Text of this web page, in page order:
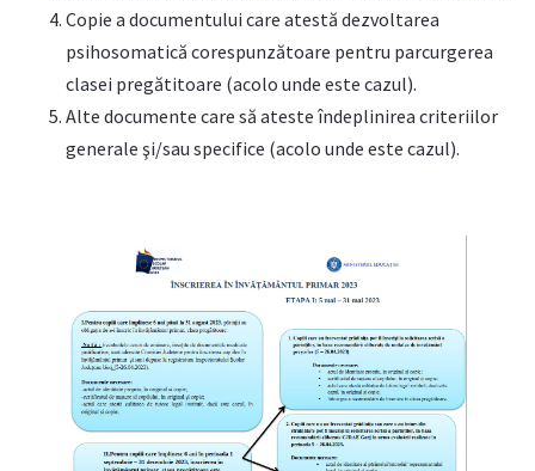
Copie a documentului care atestă dezvoltarea
psihosomatică corespunzătoare pentru parcurgerea
clasei pregătitoare (acolo unde este cazul).
Alte documente care să ateste îndeplinirea criteriilor
generale şi/sau specifice (acolo unde este cazul).